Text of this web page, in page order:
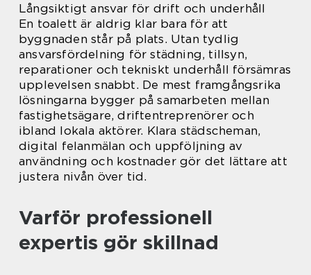
Långsiktigt ansvar för drift och underhåll
En toalett är aldrig klar bara för att
byggnaden står på plats. Utan tydlig
ansvarsfördelning för städning, tillsyn,
reparationer och tekniskt underhåll försämras
upplevelsen snabbt. De mest framgångsrika
lösningarna bygger på samarbeten mellan
fastighetsägare, driftentreprenörer och
ibland lokala aktörer. Klara städscheman,
digital felanmälan och uppföljning av
användning och kostnader gör det lättare att
justera nivån över tid.
Varför professionell
expertis gör skillnad